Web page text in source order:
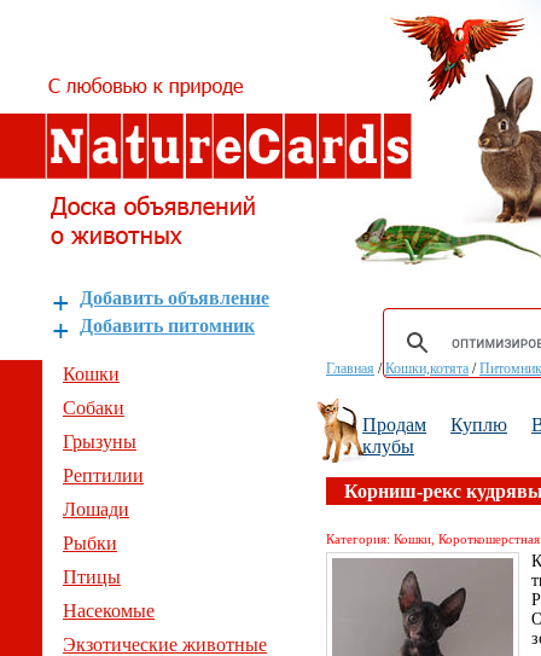
Добавить объявление
Добавить питомник
Кошки
Собаки
Грызуны
Рептилии
Лошади
Рыбки
Птицы
Насекомые
Экзотические животные
Главная /Кошки,котята /
Продам Куплю
клубы
Корниш-рекс
Категория: Кошки,